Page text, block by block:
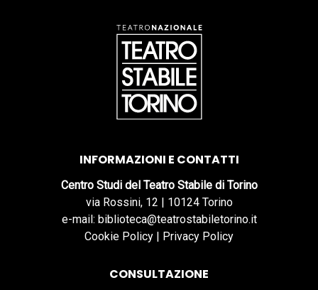
INFORMAZIONI E CONTATTI
Centro Studi del Teatro Stabile di Torino
via Rossini, 12 | 10124 Torino
e-mail: biblioteca@teatrostabiletorino.it
Cookie Policy | Privacy Policy
CONSULTAZIONE